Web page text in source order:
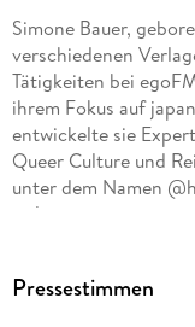
Simone Bauer,
verschiedenen
Tätigkeiten bei
ihrem Fokus auf
entwickelte sie
Queer Culture und
unter dem Namen
weltweit.
Pressestimmen